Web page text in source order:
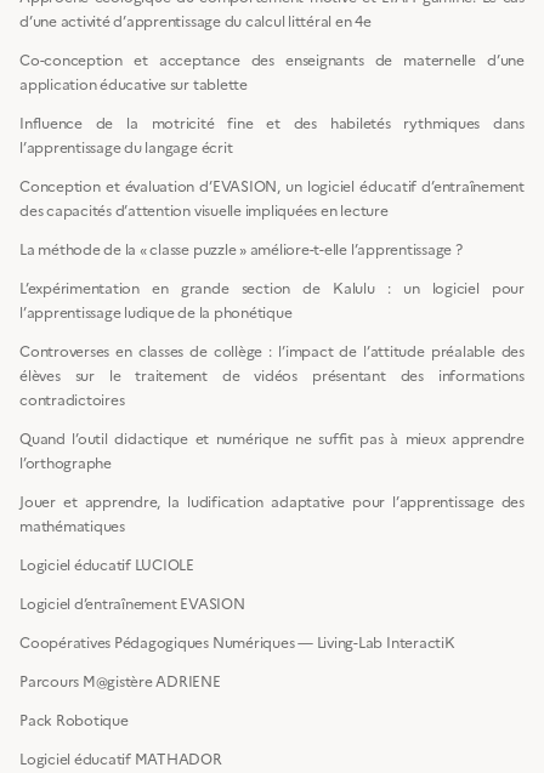
d’une activité d’apprentissage du calcul littéral en 4e
Co-conception et acceptance des enseignants de maternelle d’une
application éducative sur tablette
Influence de la motricité fine et des habiletés rythmiques dans
l’apprentissage du langage écrit
Conception et évaluation d’EVASION, un logiciel éducatif d’entraînement
des capacités d’attention visuelle impliquées en lecture
La méthode de la « classe puzzle » améliore-t-elle l’apprentissage ?
L’expérimentation en grande section de Kalulu : un logiciel pour
l’apprentissage ludique de la phonétique
Controverses en classes de collège : l’impact de l’attitude préalable des
élèves sur le traitement de vidéos présentant des informations
contradictoires
Quand l’outil didactique et numérique ne suffit pas à mieux apprendre
l’orthographe
Jouer et apprendre, la ludification adaptative pour l’apprentissage des
mathématiques
Logiciel éducatif LUCIOLE
Logiciel d’entraînement EVASION
Coopératives Pédagogiques Numériques — Living-Lab InteractiK
Parcours M@gistère ADRIENE
Pack Robotique
Logiciel éducatif MATHADOR